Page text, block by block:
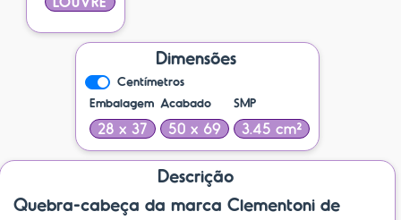
Dimensões
Centímetros
Embalagem
28 x 37
Acabado
50 x 69
SMP
3.45 cm²
Descrição
Quebra-cabeça da marca Clementoni de